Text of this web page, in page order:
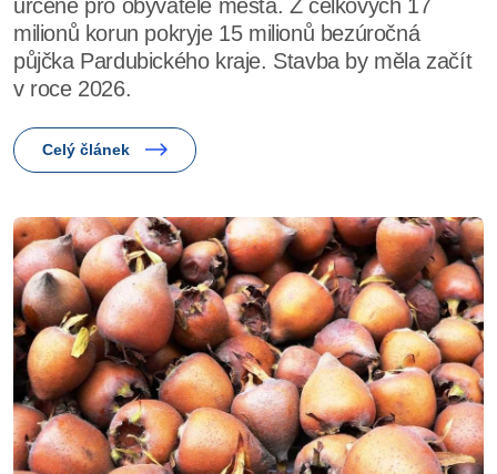
určené pro obyvatele města. Z celkových 17
milionů korun pokryje 15 milionů bezúročná
půjčka Pardubického kraje. Stavba by měla začít
v roce 2026.
Celý článek